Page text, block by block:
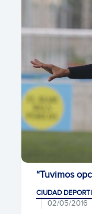
“Tuvimos
CIUDAD
02/05/2016